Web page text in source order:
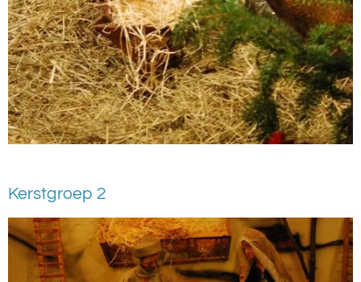
Kerstgroep 2